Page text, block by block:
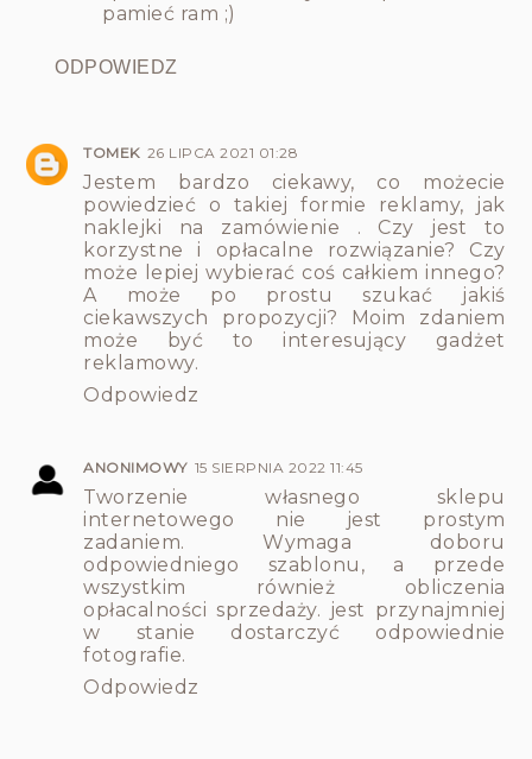
pamieć ram ;)
ODPOWIEDZ
TOMEK 26 LIPCA 2021 01:28
Jestem bardzo ciekawy, co możecie
powiedzieć o takiej formie reklamy, jak
naklejki na zamówienie . Czy jest to
korzystne i opłacalne rozwiązanie? Czy
może lepiej wybierać coś całkiem innego?
A może po prostu szukać jakiś
ciekawszych propozycji? Moim zdaniem
może być to interesujący gadżet
reklamowy.
Odpowiedz
ANONIMOWY 15 SIERPNIA 2022 11:45
Tworzenie własnego sklepu
internetowego nie jest prostym
zadaniem. Wymaga doboru
odpowiedniego szablonu, a przede
wszystkim również obliczenia
opłacalności sprzedaży. jest przynajmniej
w stanie dostarczyć odpowiednie
fotografie.
Odpowiedz